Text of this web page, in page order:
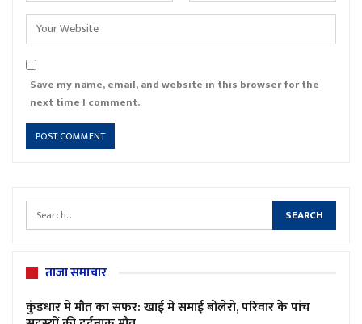
Save my name, email, and website in this browser for the
next time I comment.
ताजा समाचार
कुंडधार में मौत का सफर: खाई में समाई बोलेरो, परिवार के पांच